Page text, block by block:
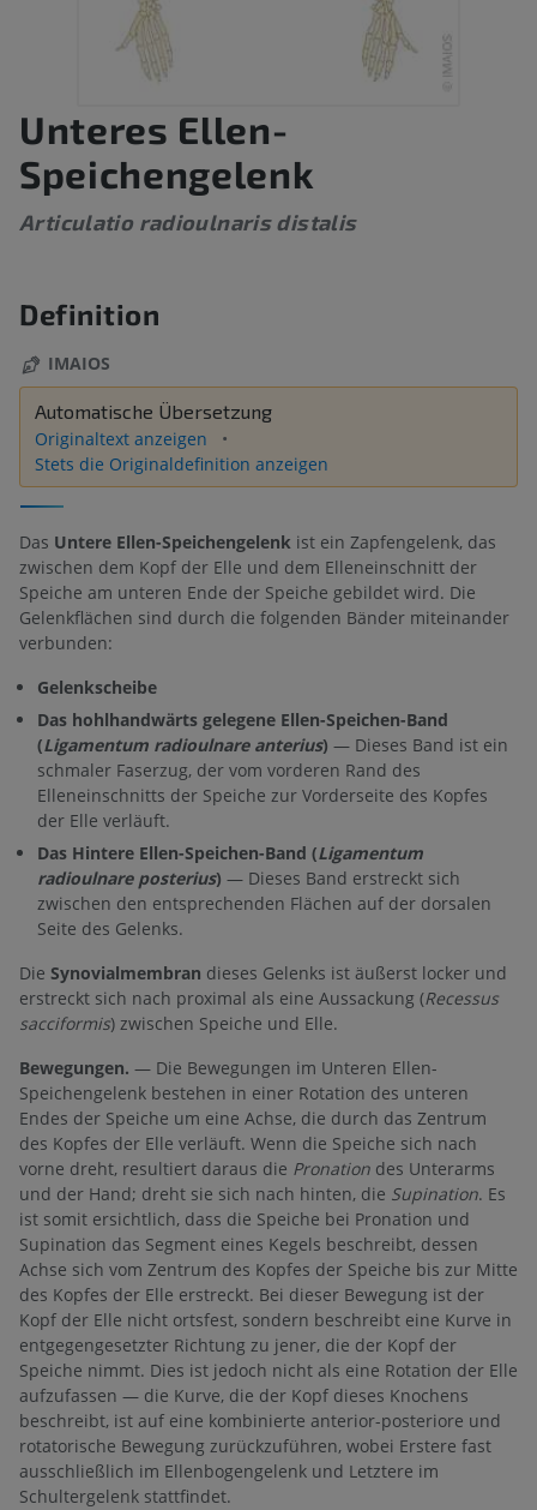
Unteres Ellen-
Speichengelenk
Articulatio radioulnaris distalis
Definition
IMAIOS
Automatische Übersetzung
Originaltext anzeigen
Stets die Originaldefinition anzeigen
Das Untere Ellen-Speichengelenk ist ein Zapfengelenk, das
zwischen dem Kopf der Elle und dem Elleneinschnitt der
Speiche am unteren Ende der Speiche gebildet wird. Die
Gelenkflächen sind durch die folgenden Bänder miteinander
verbunden:
Gelenkscheibe
Das hohlhandwärts gelegene Ellen-Speichen-Band
(Ligamentum radioulnare anterius) — Dieses Band ist ein
schmaler Faserzug, der vom vorderen Rand des
Elleneinschnitts der Speiche zur Vorderseite des Kopfes
der Elle verläuft.
Das Hintere Ellen-Speichen-Band (Ligamentum
radioulnare posterius) — Dieses Band erstreckt sich
zwischen den entsprechenden Flächen auf der dorsalen
Seite des Gelenks.
Die Synovialmembran dieses Gelenks ist äußerst locker und
erstreckt sich nach proximal als eine Aussackung (Recessus
sacciformis) zwischen Speiche und Elle.
Bewegungen. — Die Bewegungen im Unteren Ellen-
Speichengelenk bestehen in einer Rotation des unteren
Endes der Speiche um eine Achse, die durch das Zentrum
des Kopfes der Elle verläuft. Wenn die Speiche sich nach
vorne dreht, resultiert daraus die Pronation des Unterarms
und der Hand; dreht sie sich nach hinten, die Supination. Es
ist somit ersichtlich, dass die Speiche bei Pronation und
Supination das Segment eines Kegels beschreibt, dessen
Achse sich vom Zentrum des Kopfes der Speiche bis zur Mitte
des Kopfes der Elle erstreckt. Bei dieser Bewegung ist der
Kopf der Elle nicht ortsfest, sondern beschreibt eine Kurve in
entgegengesetzter Richtung zu jener, die der Kopf der
Speiche nimmt. Dies ist jedoch nicht als eine Rotation der Elle
aufzufassen — die Kurve, die der Kopf dieses Knochens
beschreibt, ist auf eine kombinierte anterior-posteriore und
rotatorische Bewegung zurückzuführen, wobei Erstere fast
ausschließlich im Ellenbogengelenk und Letztere im
Schultergelenk stattfindet.